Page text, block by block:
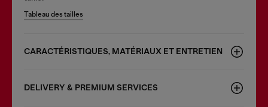
Tableau des tailles
CARACTÉRISTIQUES, MATÉRIAUX ET ENTRETIEN
DELIVERY & PREMIUM SERVICES